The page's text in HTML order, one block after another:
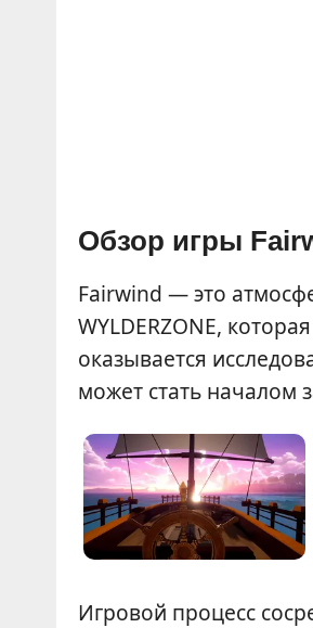
Обзор игры
Fairwind — это
WYLDERZONE,
оказывается
может стать началом
Игровой процесс